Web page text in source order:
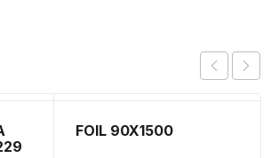
FOIL 90X1500